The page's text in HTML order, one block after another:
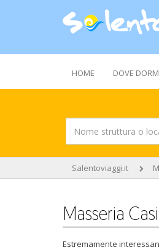
HOME DOVE
Salentoviaggi.it
Masseria
Estremamente